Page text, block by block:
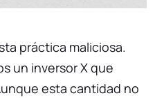
práctica maliciosa.
un inversor X que
esta cantidad no